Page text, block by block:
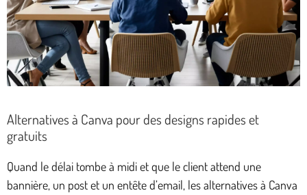
Alternatives à Canva pour des designs rapides et
gratuits
Quand le délai tombe à midi et que le client attend une
bannière, un post et un entête d’email, les alternatives à Canva